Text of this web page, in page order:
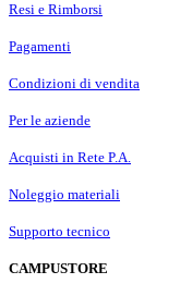
Resi e Rimborsi
Pagamenti
Condizioni di vendita
Per le aziende
Acquisti in Rete P.A.
Noleggio materiali
Supporto tecnico
CAMPUSTORE